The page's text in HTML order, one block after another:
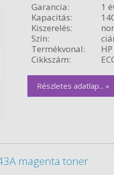
Garancia:
1
Kapacitás:
Kiszerelés:
Szín:
Termékvonal:
Cikkszám:
Részletes adatlap... »
magenta toner